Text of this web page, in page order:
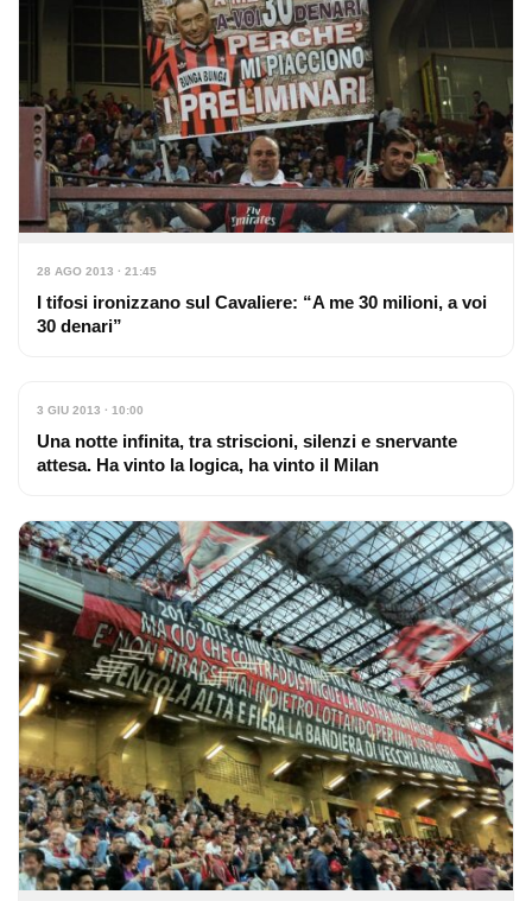
28 AGO 2013 · 21:45
I tifosi ironizzano sul Cavaliere: “A me 30 milioni, a voi
30 denari”
3 GIU 2013 · 10:00
Una notte infinita, tra striscioni, silenzi e snervante
attesa. Ha vinto la logica, ha vinto il Milan